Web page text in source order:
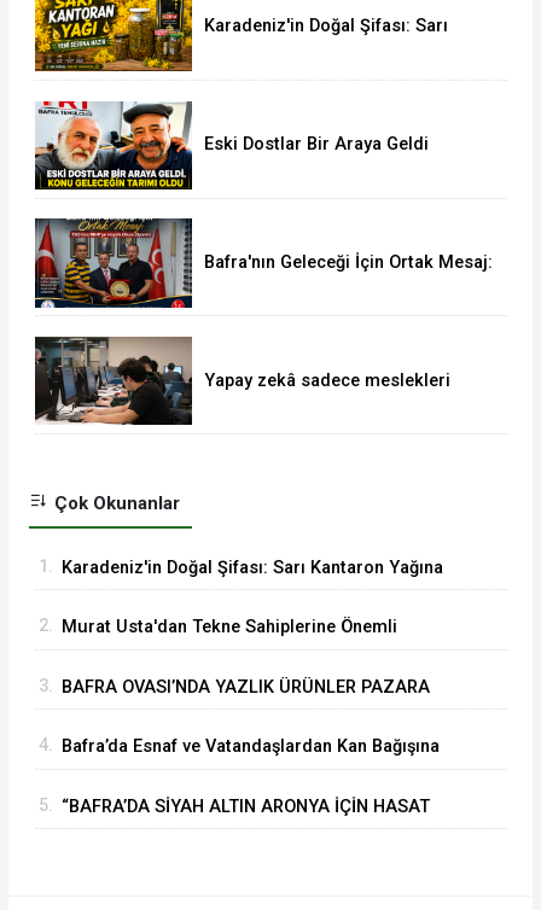
Karadeniz'in Doğal Şifası: Sarı
Eski Dostlar Bir Araya Geldi
Bafra'nın Geleceği İçin Ortak Mesaj:
Yapay zekâ sadece meslekleri
Çok Okunanlar
1. Karadeniz'in Doğal Şifası: Sarı Kantaron Yağına
2. Murat Usta'dan Tekne Sahiplerine Önemli
3. BAFRA OVASI’NDA YAZLIK ÜRÜNLER PAZARA
4. Bafra’da Esnaf ve Vatandaşlardan Kan Bağışına
5. “BAFRA’DA SİYAH ALTIN ARONYA İÇİN HASAT